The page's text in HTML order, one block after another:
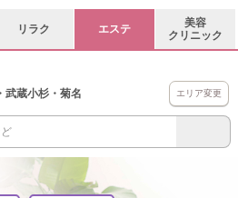
リラク エステ
美容
クリニック
武蔵小杉・菊名 エリア変更